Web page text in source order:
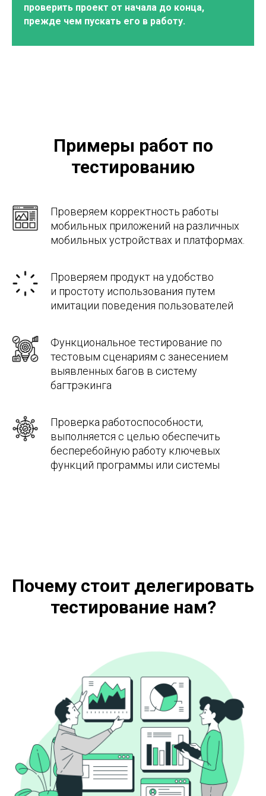
проверить проект от начала до конца,
прежде чем пускать его в работу.
Примеры работ по
тестированию
Проверяем корректность работы
мобильных приложений на различных
мобильных устройствах и платформах.
Проверяем продукт на удобство
и простоту использования путем
имитации поведения пользователей
Функциональное тестирование по
тестовым сценариям с занесением
выявленных багов в систему
багтрэкинга
Проверка работоспособности,
выполняется с целью обеспечить
бесперебойную работу ключевых
функций программы или системы
Почему стоит делегировать
тестирование нам?